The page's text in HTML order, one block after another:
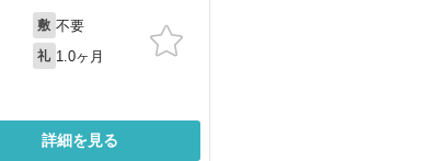
敷 不要
礼 1.0ヶ月
詳細を見る